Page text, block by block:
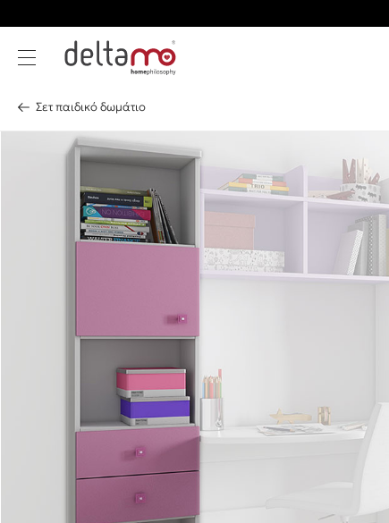
Σετ παιδικό δωμάτιο